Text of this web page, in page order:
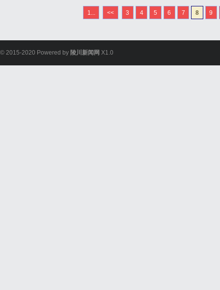
量的一时之功，而是产品
气，恰恰源于中国南北
1... << 3 4 5 6 7 8 9
© 2015-2020 Powered by 陵川新闻网 X1.0